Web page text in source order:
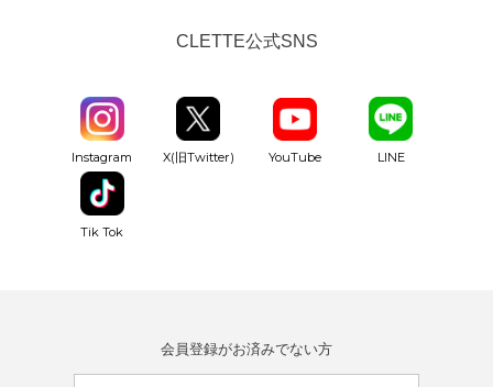
CLETTE公式SNS
Instagram X(旧Twitter) YouTube LINE
Tik Tok
会員登録がお済みでない方